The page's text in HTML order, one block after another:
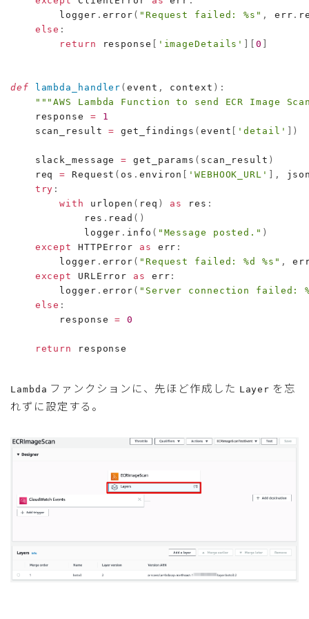
        logger
. error ( "Request failed: %s" , err .
else :
return
response 'imageDetails' [0
def lambda_handler (event , context ) :
"""AWS Lambda Function to send ECR Image
    response
=
1
    scan_result
= get_findings ( event 'detail' )
    slack_message
= get_params ( scan_result )
    req
= Request ( os . environ 'WEBHOOK_URL' ,
try :
with
urlopen ( req ) as res :
            res
. read ( )
            logger
. info ( "Message posted." )
except
HTTPError as err :
        logger
. error ( "Request failed: %d %s" ,
except
URLError as err :
        logger
. error ( "Server connection failed:
else :
        response
= 0
return response
Lambda ファンクションに、先ほど作成した Layer を忘
れずに設定する。